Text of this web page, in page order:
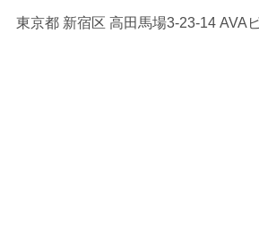
東京都 新宿区 高田馬場3-23-14 AVA